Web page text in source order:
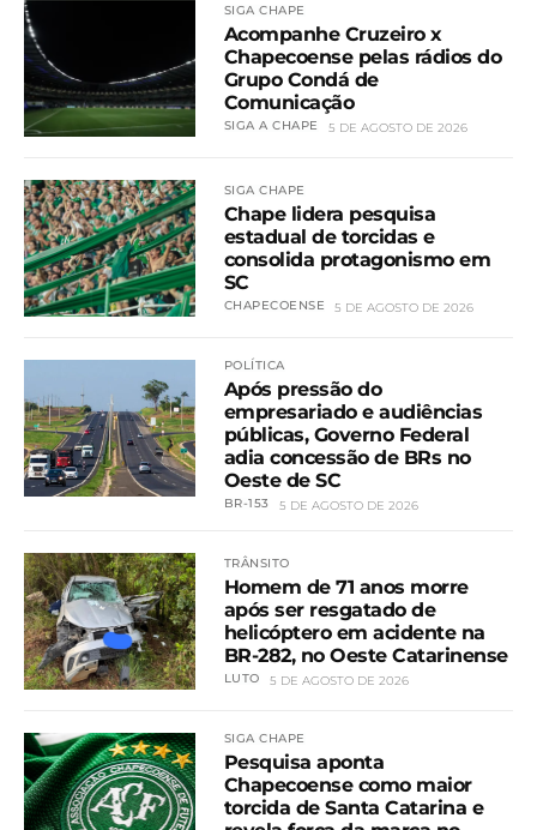
SIGA CHAPE
Acompanhe Cruzeiro x
Chapecoense pelas rádios do
Grupo Condá de
Comunicação
SIGA A CHAPE 5 DE AGOSTO DE 2026
SIGA CHAPE
Chape lidera pesquisa
estadual de torcidas e
consolida protagonismo em
SC
CHAPECOENSE 5 DE AGOSTO DE 2026
POLÍTICA
Após pressão do
empresariado e audiências
públicas, Governo Federal
adia concessão de BRs no
Oeste de SC
BR-153 5 DE AGOSTO DE 2026
TRÂNSITO
Homem de 71 anos morre
após ser resgatado de
helicóptero em acidente na
BR-282, no Oeste Catarinense
LUTO 5 DE AGOSTO DE 2026
SIGA CHAPE
Pesquisa aponta
Chapecoense como maior
torcida de Santa Catarina e